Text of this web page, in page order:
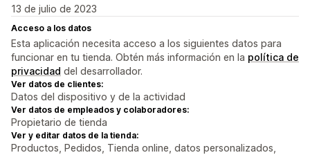
13 de julio de 2023
Acceso a los datos
Esta aplicación necesita acceso a los siguientes datos para
funcionar en tu tienda. Obtén más información en la política de
privacidad del desarrollador.
Ver datos de clientes:
Datos del dispositivo y de la actividad
Ver datos de empleados y colaboradores:
Propietario de tienda
Ver y editar datos de la tienda:
Productos, Pedidos, Tienda online, datos personalizados,